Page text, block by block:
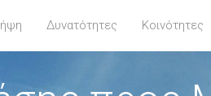
Δυνατότητες Κοινότητες